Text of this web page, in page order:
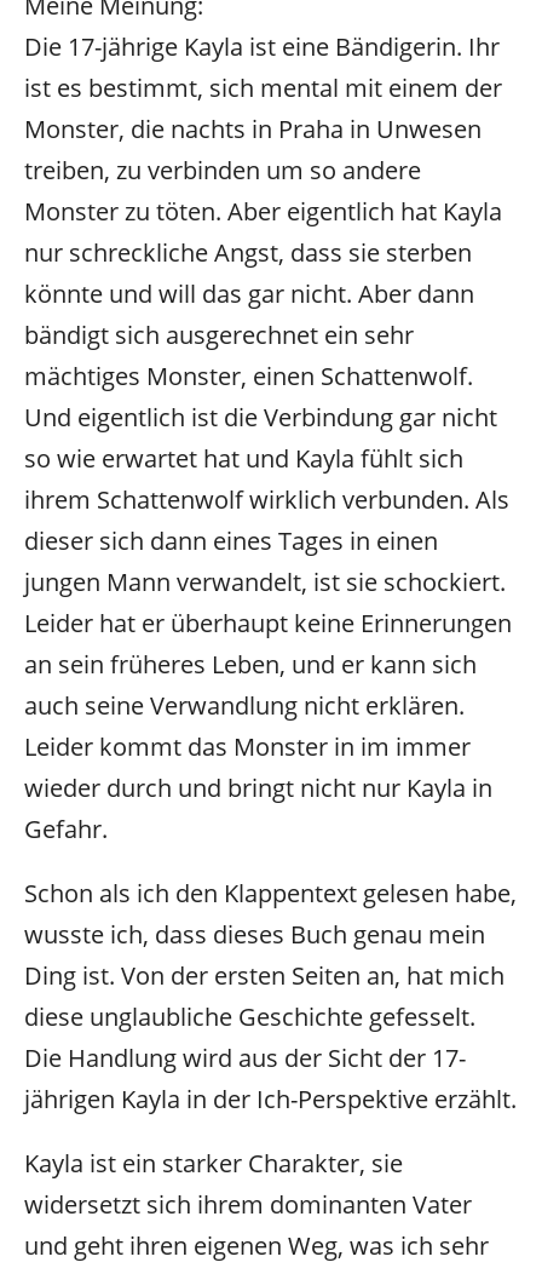
Die 17-jährige Kayla ist eine Bändigerin. Ihr
ist es bestimmt, sich mental mit einem der
Monster, die nachts in Praha in Unwesen
treiben, zu verbinden um so andere
Monster zu töten. Aber eigentlich hat Kayla
nur schreckliche Angst, dass sie sterben
könnte und will das gar nicht. Aber dann
bändigt sich ausgerechnet ein sehr
mächtiges Monster, einen Schattenwolf.
Und eigentlich ist die Verbindung gar nicht
so wie erwartet hat und Kayla fühlt sich
ihrem Schattenwolf wirklich verbunden. Als
dieser sich dann eines Tages in einen
jungen Mann verwandelt, ist sie schockiert.
Leider hat er überhaupt keine Erinnerungen
an sein früheres Leben, und er kann sich
auch seine Verwandlung nicht erklären.
Leider kommt das Monster in im immer
wieder durch und bringt nicht nur Kayla in
Gefahr.
Schon als ich den Klappentext gelesen habe,
wusste ich, dass dieses Buch genau mein
Ding ist. Von der ersten Seiten an, hat mich
diese unglaubliche Geschichte gefesselt.
Die Handlung wird aus der Sicht der 17-
jährigen Kayla in der Ich-Perspektive erzählt.
Kayla ist ein starker Charakter, sie
widersetzt sich ihrem dominanten Vater
und geht ihren eigenen Weg, was ich sehr